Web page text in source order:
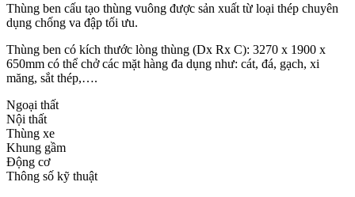
Thùng ben cấu tạo thùng vuông được sản xuất từ loại thép chuyên
dụng chống va đập tối ưu.
Thùng ben có kích thước lòng thùng (Dx Rx C): 3270 x 1900 x
650mm có thể chở các mặt hàng đa dụng như: cát, đá, gạch, xi
măng, sắt thép,….
Ngoại thất
Nội thất
Thùng xe
Khung gầm
Động cơ
Thông số kỹ thuật